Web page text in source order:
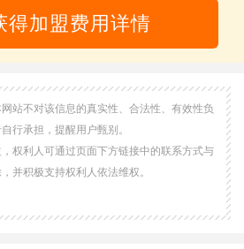
得加盟费用详情
站不对该信息的真实性、合法性、有效性负
行承担，提醒用户甄别。
权利人可通过页面下方链接中的联系方式与
并积极支持权利人依法维权。